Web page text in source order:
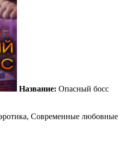
Название: Опасный босс
Современные любовные